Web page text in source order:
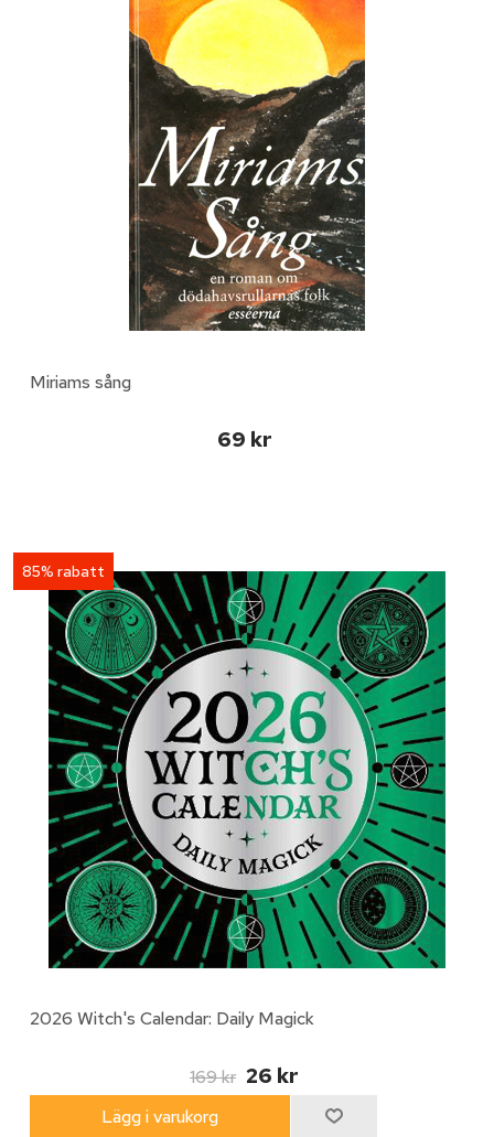
Miriams sång
69 kr
85% rabatt
2026 Witch's Calendar: Daily Magick
169 kr 26 kr